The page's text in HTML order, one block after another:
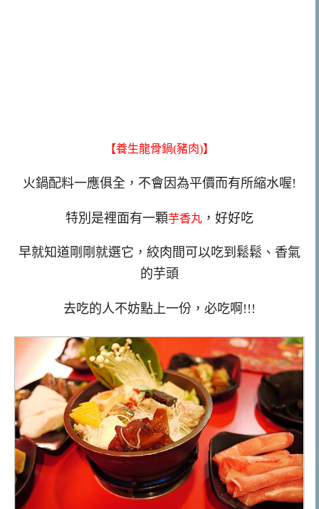
【養生龍骨鍋(豬肉)】
火鍋配料一應俱全，不會因為平價而有所縮水喔!
特別是裡面有一顆芋香丸 ，好好吃
早就知道剛剛就選它，絞肉間可以吃到鬆鬆、香氣
的芋頭
去吃的人不妨點上一份，必吃啊!!!